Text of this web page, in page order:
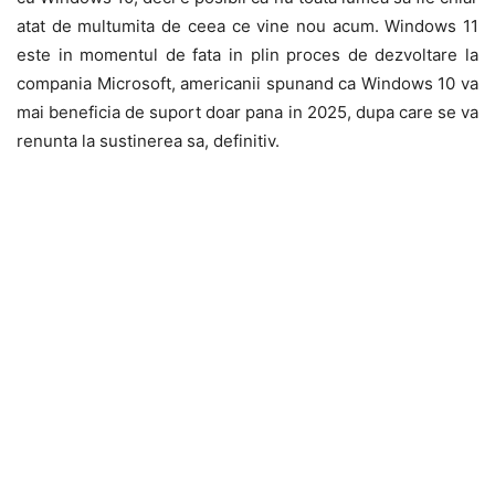
atat de multumita de ceea ce vine nou acum. Windows 11
este in momentul de fata in plin proces de dezvoltare la
compania Microsoft, americanii spunand ca Windows 10 va
mai beneficia de suport doar pana in 2025, dupa care se va
renunta la sustinerea sa, definitiv.